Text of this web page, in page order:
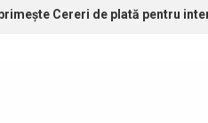
Cereri de plată pentru